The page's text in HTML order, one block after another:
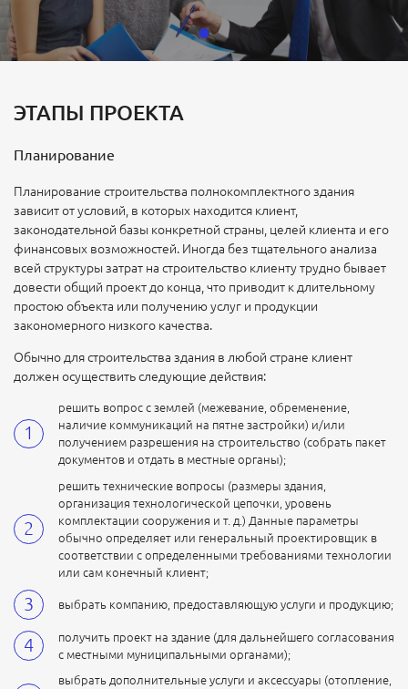
ЭТАПЫ ПРОЕКТА
Планирование
Планирование строительства полнокомплектного здания
зависит от условий, в которых находится клиент,
законодательной базы конкретной страны, целей клиента и его
финансовых возможностей. Иногда без тщательного анализа
всей структуры затрат на строительство клиенту трудно бывает
довести общий проект до конца, что приводит к длительному
простою объекта или получению услуг и продукции
закономерного низкого качества.
Обычно для строительства здания в любой стране клиент
должен осуществить следующие действия:
решить вопрос с землей (межевание, обременение,
наличие коммуникаций на пятне застройки) и/или
получением разрешения на строительство (собрать пакет
документов и отдать в местные органы);
решить технические вопросы (размеры здания,
организация технологической цепочки, уровень
комплектации сооружения и т. д.) Данные параметры
обычно определяет или генеральный проектировщик в
соответствии с определенными требованиями технологии
или сам конечный клиент;
выбрать компанию, предоставляющую услуги и продукцию;
получить проект на здание (для дальнейшего согласования
с местными муниципальными органами);
выбрать дополнительные услуги и аксессуары (отопление,